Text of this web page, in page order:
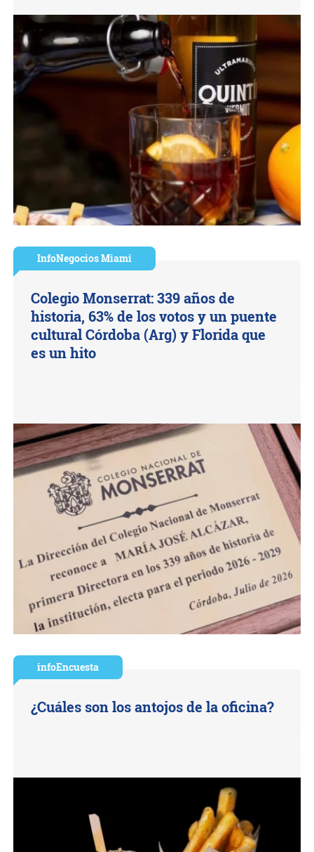
InfoNegocios Miami
Colegio Monserrat: 339 años de
historia, 63% de los votos y un puente
cultural Córdoba (Arg) y Florida que
es un hito
infoEncuesta
¿Cuáles son los antojos de la oficina?